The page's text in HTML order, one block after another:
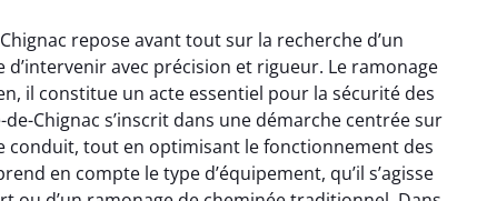
repose avant tout sur la recherche d’un
avec précision et rigueur. Le ramonage
il constitue un acte essentiel pour la sécurité des
Chignac s’inscrit dans une démarche centrée sur
conduit, tout en optimisant le fonctionnement des
en compte le type d’équipement, qu’il s’agisse